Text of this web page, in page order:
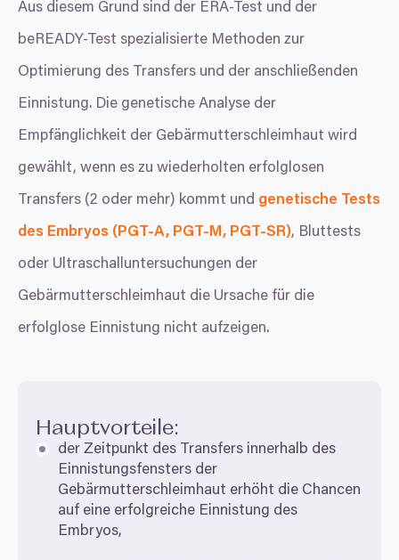
Aus diesem Grund sind der ERA-Test und der
beREADY-Test spezialisierte Methoden zur
Optimierung des Transfers und der anschließenden
Einnistung. Die genetische Analyse der
Empfänglichkeit der Gebärmutterschleimhaut wird
gewählt, wenn es zu wiederholten erfolglosen
Transfers (2 oder mehr) kommt und genetische Tests
des Embryos (PGT ‑A, PGT ‑M, PGT-SR), Bluttests
oder Ultraschalluntersuchungen der
Gebärmutterschleimhaut die Ursache für die
erfolglose Einnistung nicht aufzeigen.
Hauptvorteile:
der Zeitpunkt des Transfers innerhalb des
Einnistungsfensters der
Gebärmutterschleimhaut erhöht die Chancen
auf eine erfolgreiche Einnistung des
Embryos,